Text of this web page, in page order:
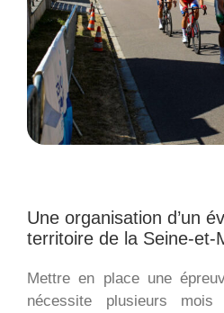
Une organisation d’un
territoire de la Seine-et-
Mettre en place une
nécessite plusieurs